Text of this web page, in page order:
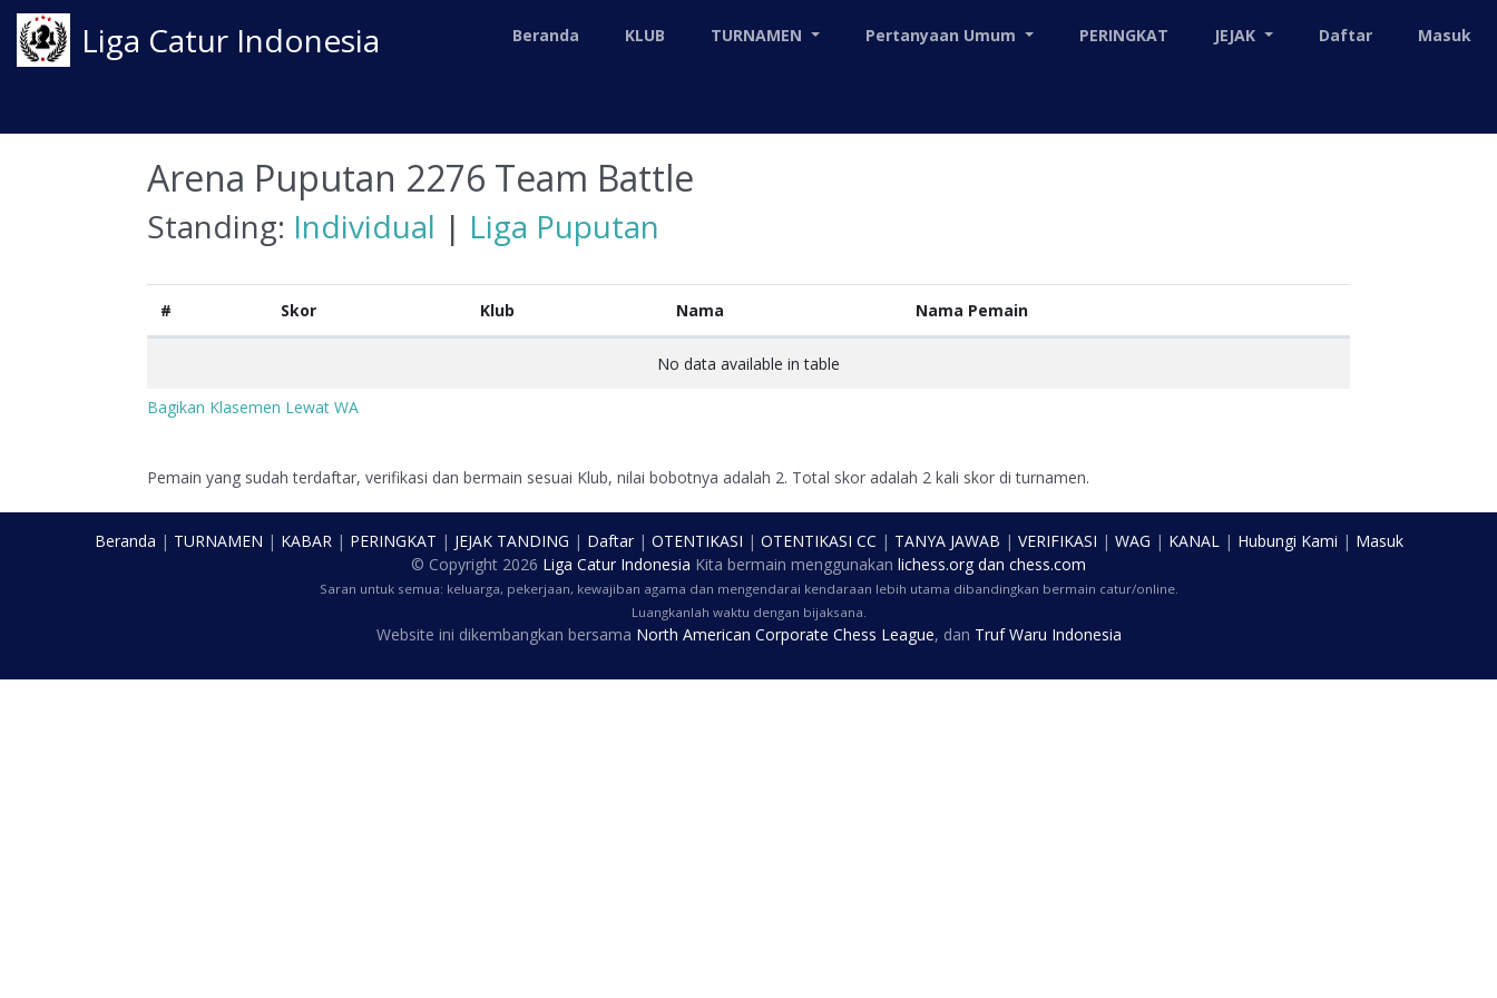
Liga Catur Indonesia Beranda KLUB TURNAMEN Pertanyaan Umum PERINGKAT JEJAK Daftar Masuk
Arena Puputan 2276 Team Battle
Standing: Individual | Liga Puputan
# Skor Klub Nama Nama Pemain
No data available in table
Bagikan Klasemen Lewat WA
Pemain yang sudah terdaftar, verifikasi dan bermain sesuai Klub, nilai bobotnya adalah 2. Total skor adalah 2 kali skor di turnamen.
Beranda | TURNAMEN | KABAR| PERINGKAT | JEJAK TANDING | Daftar| OTENTIKASI | OTENTIKASI CC | TANYA JAWAB | VERIFIKASI | WAG | KANAL| Hubungi Kami | Masuk
© Copyright 2026 Liga Catur Indonesia Kita bermain menggunakan lichess.org dan chess.com
Saran untuk semua: keluarga, pekerjaan, kewajiban agama dan mengendarai kendaraan lebih utama dibandingkan bermain catur/online.
Luangkanlah waktu dengan bijaksana.
Website ini dikembangkan bersama North American Corporate Chess League, dan Truf Waru Indonesia